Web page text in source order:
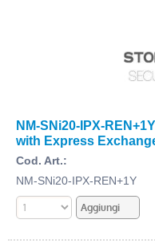
NM-SNi20-IPX-
with Express
Cod. Art.:
NM-SNi20-IPX-REN+1Y